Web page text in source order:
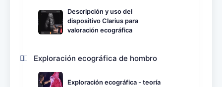
Descripción y uso del
dispositivo Clarius para
valoración ecográfica
Exploración ecográfica de hombro
Exploración ecográfica - teoría